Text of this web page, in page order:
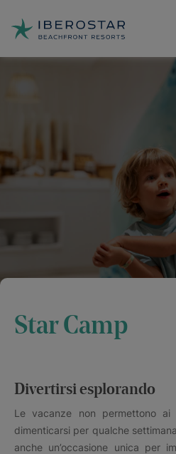
Star Camp
Divertirsi esplorando
Le vacanze non permettono
dimenticarsi per qualche
anche un’occasione unica per